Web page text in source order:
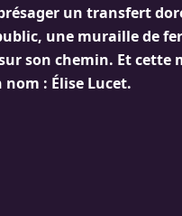
un transfert
une muraille de
son chemin. Et cette
: Élise Lucet.